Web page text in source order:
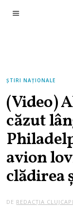
ȘTIRI NAȚIONALE
(Video)
căzut
avion
clădirea
DE REDACȚIA